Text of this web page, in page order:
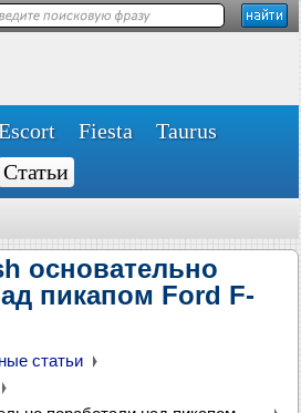
Fiesta
Taurus
Статьи
основательно
пикапом Ford F-
статьи